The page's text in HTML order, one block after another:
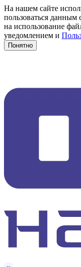
На нашем сайте
пользоваться данным
на использование
уведомлением и
Понятно